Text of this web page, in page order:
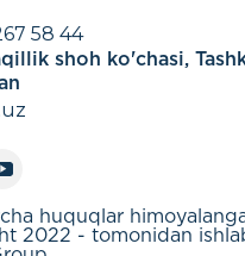
58 44
shoh ko'chasi,
huquqlar
2022 - tomonidan